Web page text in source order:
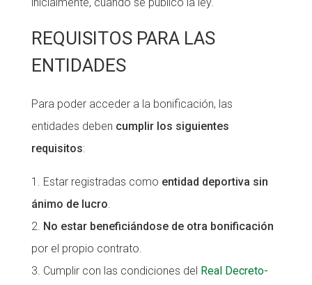
REQUISITOS PARA LAS
ENTIDADES
Para poder acceder a la bonificación, las
entidades deben cumplir los siguientes
requisitos:
Estar registradas como entidad deportiva sin
ánimo de lucro.
No estar beneficiándose de otra bonificación
por el propio contrato.
Cumplir con las condiciones del Real Decreto-